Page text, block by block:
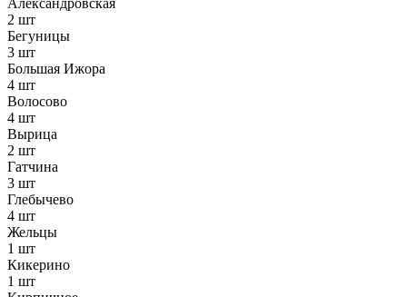
Александровская
2 шт
Бегуницы
3 шт
Большая Ижора
4 шт
Волосово
4 шт
Вырица
2 шт
Гатчина
3 шт
Глебычево
4 шт
Жельцы
1 шт
Кикерино
1 шт